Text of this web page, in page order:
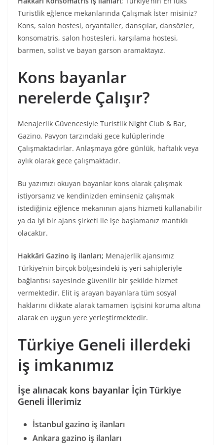
Turistlik eğlence mekanlarında Çalışmak İster misiniz?
Kons, salon hostesi, oryantaller, dansçılar, dansözler,
konsomatris, salon hostesleri, karşılama hostesi,
barmen, solist ve bayan garson aramaktayız.
Kons bayanlar
nerelerde Çalışır?
Menajerlik Güvencesiyle Turistlik Night Club & Bar,
Gazino, Pavyon tarzındaki gece kulüplerinde
Çalışmaktadırlar. Anlaşmaya göre günlük, haftalık veya
aylık olarak gece çalışmaktadır.
Bu yazımızı okuyan bayanlar kons olarak çalışmak
istiyorsanız ve kendinizden eminseniz çalışmak
istediğiniz eğlence mekanının ajans hizmeti kullanabilir
ya da iyi bir ajans şirketi ile işe başlamanız mantıklı
olacaktır.
Hakkâri Gazino iş ilanları; Menajerlik ajansımız
Türkiye’nin birçok bölgesindeki iş yeri sahipleriyle
bağlantısı sayesinde güvenilir bir şekilde hizmet
vermektedir. Elit iş arayan bayanlara tüm sosyal
haklarını dikkate alarak tamamen işçisini koruma altına
alarak en uygun yere yerleştirmektedir.
Türkiye Geneli illerdeki
iş imkanımız
İşe alınacak kons bayanlar İçin Türkiye
Geneli İllerimiz
İstanbul gazino iş ilanları
Ankara gazino iş ilanları